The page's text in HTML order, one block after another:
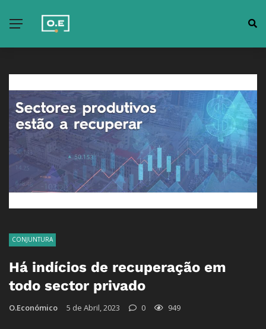
CONJUNTURA
Há indícios de recuperação em
todo sector privado
O.Económico 5 de Abril, 2023 0 949